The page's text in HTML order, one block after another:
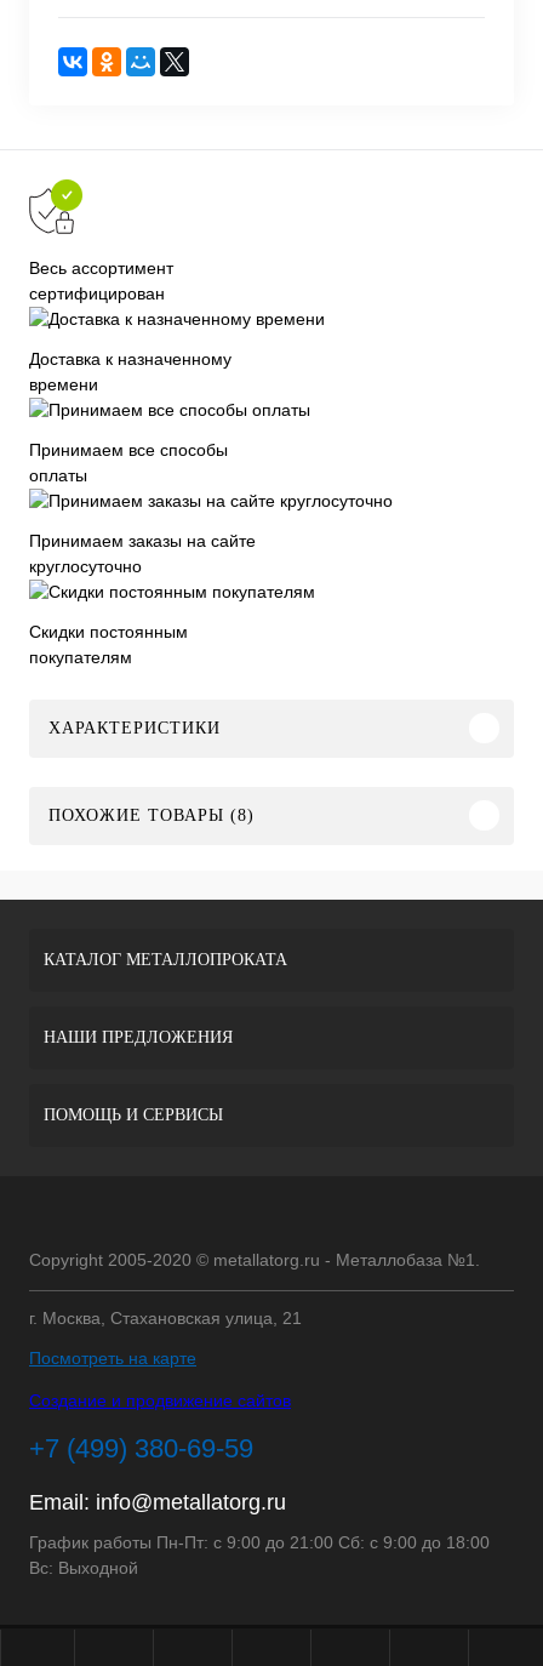
Весь ассортимент
сертифицирован
Доставка к назначенному
времени
Принимаем все способы
оплаты
Принимаем заказы на сайте
круглосуточно
Скидки постоянным
покупателям
ХАРАКТЕРИСТИКИ
ПОХОЖИЕ ТОВАРЫ (8)
КАТАЛОГ МЕТАЛЛОПРОКАТА
НАШИ ПРЕДЛОЖЕНИЯ
ПОМОЩЬ И СЕРВИСЫ
Copyright 2005-2020 © metallatorg.ru - Металлобаза №1.
г. Москва, Стахановская улица, 21
Посмотреть на карте
Создание и продвижение сайтов
+7 (499) 380-69-59
Email: info@metallatorg.ru
График работы Пн-Пт: с 9:00 до 21:00 Сб: с 9:00 до 18:00
Вс: Выходной